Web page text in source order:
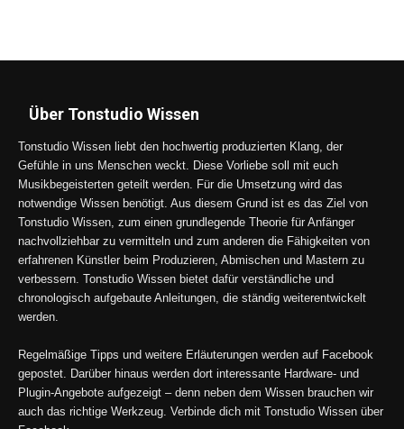
Über Tonstudio Wissen
Tonstudio Wissen liebt den hochwertig produzierten Klang, der
Gefühle in uns Menschen weckt. Diese Vorliebe soll mit euch
Musikbegeisterten geteilt werden. Für die Umsetzung wird das
notwendige Wissen benötigt. Aus diesem Grund ist es das Ziel von
Tonstudio Wissen, zum einen grundlegende Theorie für Anfänger
nachvollziehbar zu vermitteln und zum anderen die Fähigkeiten von
erfahrenen Künstler beim Produzieren, Abmischen und Mastern zu
verbessern. Tonstudio Wissen bietet dafür verständliche und
chronologisch aufgebaute Anleitungen, die ständig weiterentwickelt
werden.
Regelmäßige Tipps und weitere Erläuterungen werden auf Facebook
gepostet. Darüber hinaus werden dort interessante Hardware- und
Plugin-Angebote aufgezeigt – denn neben dem Wissen brauchen wir
auch das richtige Werkzeug. Verbinde dich mit Tonstudio Wissen über